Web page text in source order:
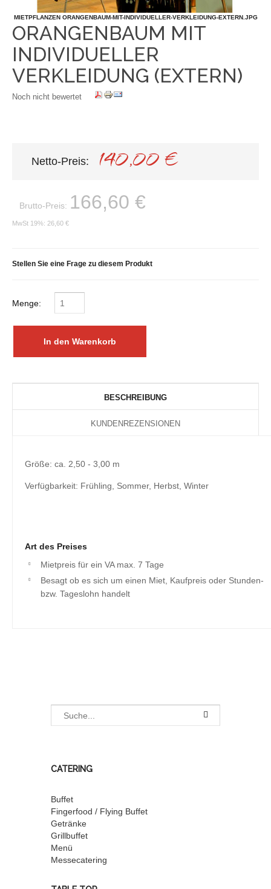
MIETPFLANZEN ORANGENBAUM-MIT-INDIVIDUELLER-VERKLEIDUNG-EXTERN.JPG
ORANGENBAUM MIT
INDIVIDUELLER
VERKLEIDUNG (EXTERN)
Noch nicht bewertet
Netto-Preis: 140,00 €
Brutto-Preis: 166,60 €
MwSt 19%: 26,60 €
Stellen Sie eine Frage zu diesem Produkt
Menge:
BESCHREIBUNG
KUNDENREZENSIONEN
Größe: ca. 2,50 - 3,00 m
Verfügbarkeit: Frühling, Sommer, Herbst, Winter
Art des Preises
Mietpreis für ein VA max. 7 Tage
Besagt ob es sich um einen Miet, Kaufpreis oder Stunden-
bzw. Tageslohn handelt
CATERING
Buffet
Fingerfood / Flying Buffet
Getränke
Grillbuffet
Menü
Messecatering